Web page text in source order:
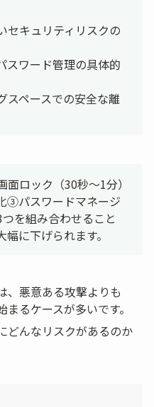
セキュリティリスクの
スワード管理の具体的
スペースでの安全な離
ロック（30秒〜1分）
③パスワードマネージ
を組み合わせること
に下げられます。
、悪意ある攻撃よりも
まるケースが多いです。
どんなリスクがあるのか